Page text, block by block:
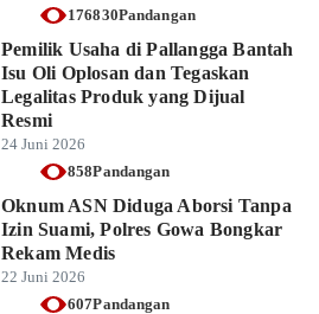
176830Pandangan
Pemilik Usaha di Pallangga Bantah
Isu Oli Oplosan dan Tegaskan
Legalitas Produk yang Dijual
Resmi
24 Juni 2026
858Pandangan
Oknum ASN Diduga Aborsi Tanpa
Izin Suami, Polres Gowa Bongkar
Rekam Medis
22 Juni 2026
607Pandangan